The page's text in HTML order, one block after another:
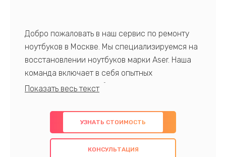
Добро пожаловать в наш сервис по ремонту
ноутбуков в Москве. Мы специализируемся на
восстановлении ноутбуков марки Aser. Наша
команда включает в себя опытных
профессионалов с обширными знаниями и
предлагаем быстрый и качественный ремонт с
использованием оригинальных компонентов, а
также гарантируем качество всех
проведенных работ. Наша цель - предоставить
УЗНАТЬ СТОИМОСТЬ
КОНСУЛЬТАЦИЯ